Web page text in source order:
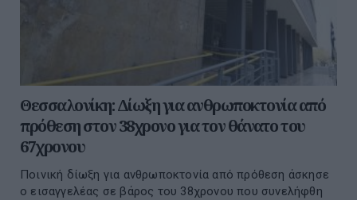
Θεσσαλονίκη: Δίωξη για ανθρωποκτονία από
πρόθεση στον 38χρονο για τον θάνατο του
67χρονου
Ποινική δίωξη για ανθρωποκτονία από πρόθεση άσκησε
ο εισαγγελέας σε βάρος του 38χρονου που συνελήφθη